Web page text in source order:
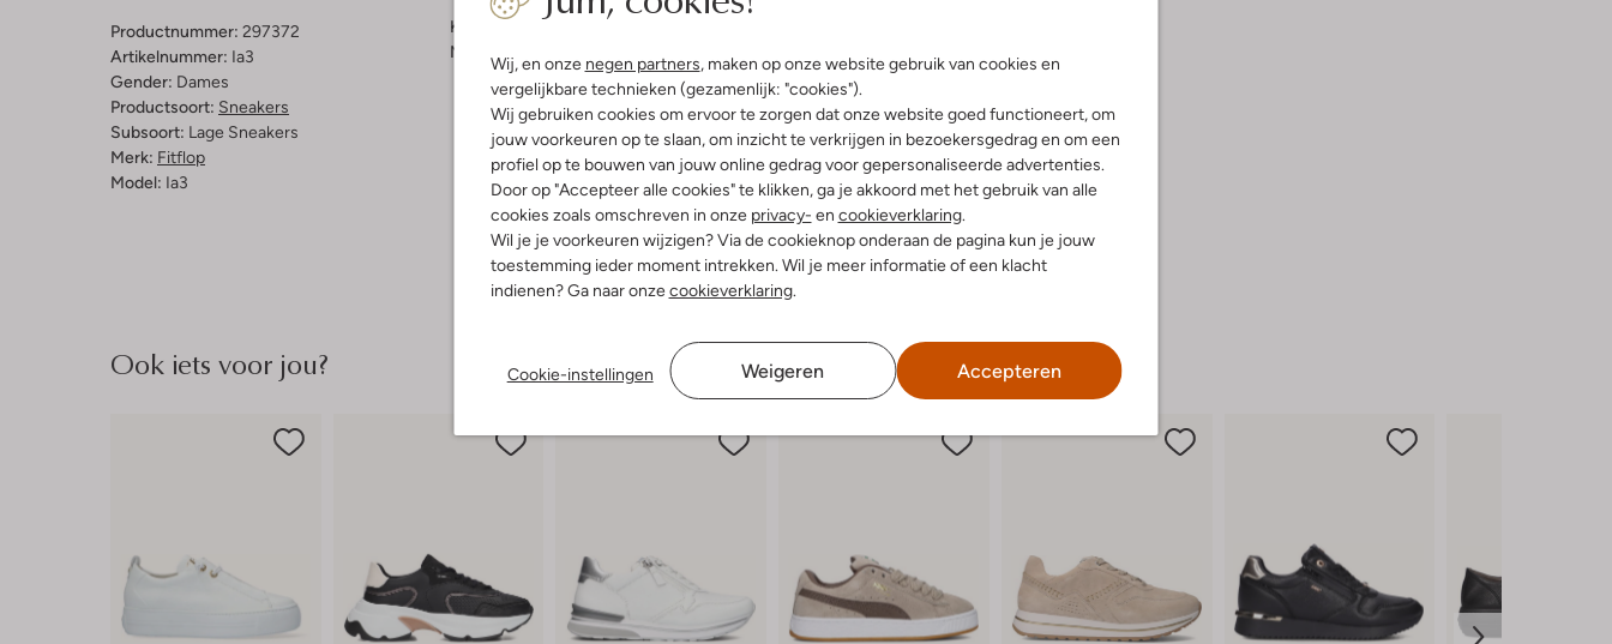
Wij, en onze negen partners, maken op onze website gebruik van cookies en
vergelijkbare technieken (gezamenlijk: "cookies").
Wij gebruiken cookies om ervoor te zorgen dat onze website goed functioneert, om
jouw voorkeuren op te slaan, om inzicht te verkrijgen in bezoekersgedrag en om een
profiel op te bouwen van jouw online gedrag voor gepersonaliseerde advertenties.
Door op "Accepteer alle cookies" te klikken, ga je akkoord met het gebruik van alle
cookies zoals omschreven in onze privacy- en cookieverklaring.
Wil je je voorkeuren wijzigen? Via de cookieknop onderaan de pagina kun je jouw
toestemming ieder moment intrekken. Wil je meer informatie of een klacht
indienen? Ga naar onzecookieverklaring.
Cookie-instellingen Weigeren Accepteren
Productnummer: 297372
Artikelnummer: Ia3
Gender: Dames
Productsoort: Sneakers
Subsoort: Lage Sneakers
Merk: Fitflop
Model: Ia3
Kleur:
Materiaal buitenkant:
Ook iets voor jou?